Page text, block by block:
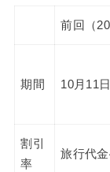
前回（
期間 10月11
割引
率
旅行代